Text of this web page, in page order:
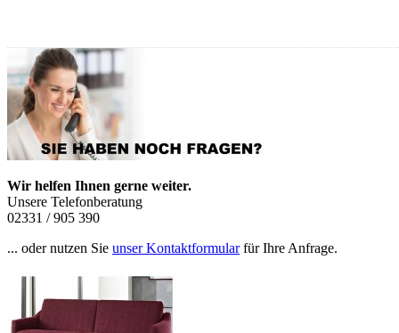
Wir helfen Ihnen gerne weiter.
Unsere Telefonberatung
02331 / 905 390
... oder nutzen Sie unser Kontaktformularfür Ihre Anfrage.